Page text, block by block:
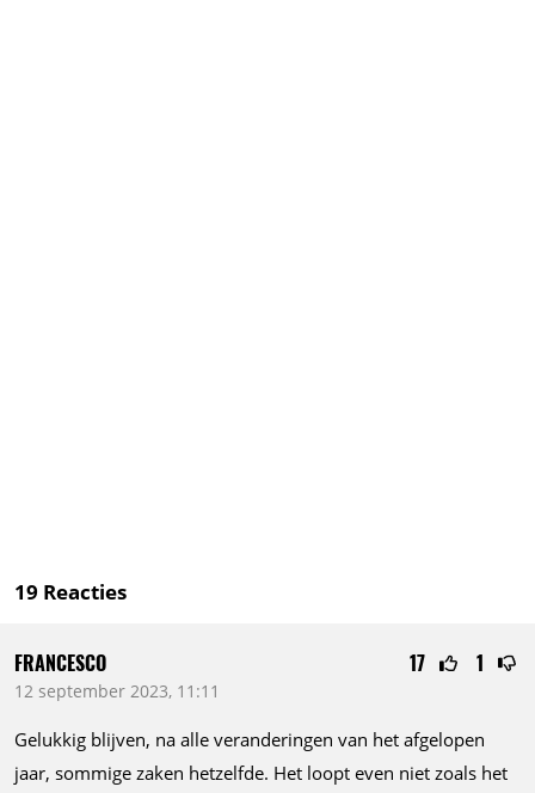
19 Reacties
17 1
FRANCESCO
12 september 2023, 11:11
Gelukkig blijven, na alle veranderingen van het afgelopen
jaar, sommige zaken hetzelfde. Het loopt even niet zoals het